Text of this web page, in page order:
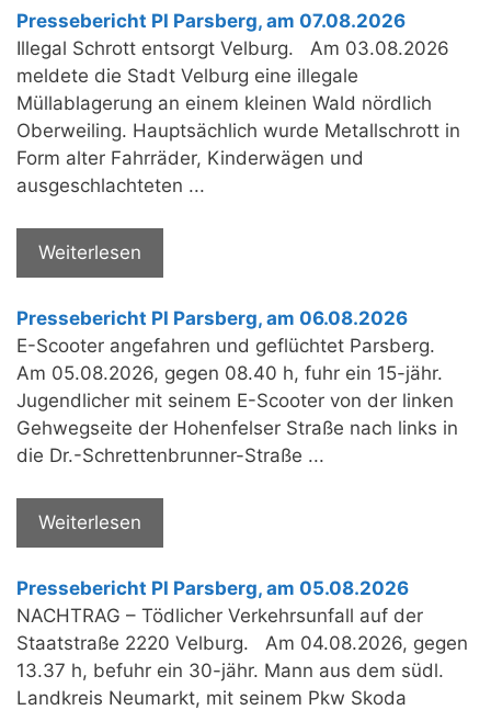
Pressebericht PI Parsberg, am 07.08.2026
Illegal Schrott entsorgt Velburg. Am 03.08.2026
meldete die Stadt Velburg eine illegale
Müllablagerung an einem kleinen Wald nördlich
Oberweiling. Hauptsächlich wurde Metallschrott in
Form alter Fahrräder, Kinderwägen und
ausgeschlachteten ...
Weiterlesen
Pressebericht PI Parsberg, am 06.08.2026
E-Scooter angefahren und geflüchtet Parsberg.
Am 05.08.2026, gegen 08.40 h, fuhr ein 15-jähr.
Jugendlicher mit seinem E-Scooter von der linken
Gehwegseite der Hohenfelser Straße nach links in
die Dr.-Schrettenbrunner-Straße ...
Weiterlesen
Pressebericht PI Parsberg, am 05.08.2026
NACHTRAG – Tödlicher Verkehrsunfall auf der
Staatstraße 2220 Velburg. Am 04.08.2026, gegen
13.37 h, befuhr ein 30-jähr. Mann aus dem südl.
Landkreis Neumarkt, mit seinem Pkw Skoda